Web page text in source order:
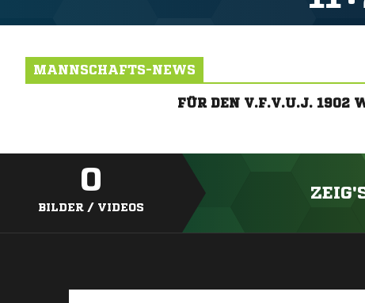
MANNSCHAFTS-NEWS
FÜR DEN V.F.V.U.J. 1902
0
BILDER / VIDEOS